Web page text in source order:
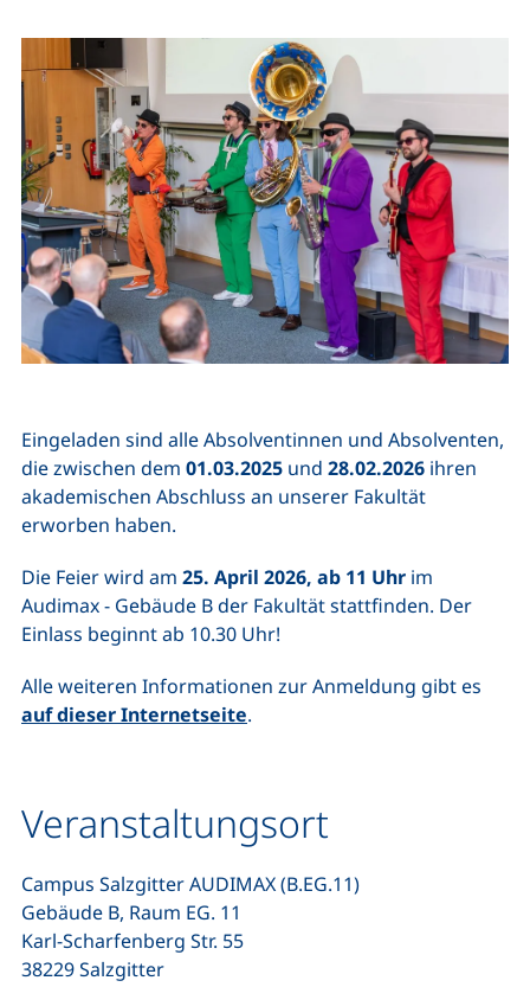
Eingeladen sind alle Absolventinnen und Absolventen,
die zwischen dem 01.03.2025 und 28.02.2026 ihren
akademischen Abschluss an unserer Fakultät
erworben haben.
Die Feier wird am 25. April 2026, ab 11 Uhr im
Audimax - Gebäude B der Fakultät stattfinden. Der
Einlass beginnt ab 10.30 Uhr!
Alle weiteren Informationen zur Anmeldung gibt es
auf dieser Internetseite.
Veranstaltungsort
Campus Salzgitter AUDIMAX (B.EG.11)
Gebäude B, Raum EG. 11
Karl-Scharfenberg Str. 55
38229 Salzgitter